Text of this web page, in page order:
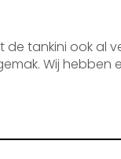
de tankini ook
Wij hebben